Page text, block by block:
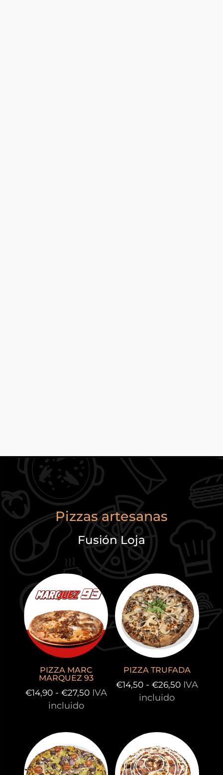
Pizzas artesanas
Fusión Loja
PIZZA MARC
MARQUEZ 93
€14,90 - €27,50Rango
€14,90
hasta
€27,50
IVA
incluido
PIZZA TRUFADA
€14,50 - €26,50Rango
€14,50
hasta
€26,50
IVA
incluido